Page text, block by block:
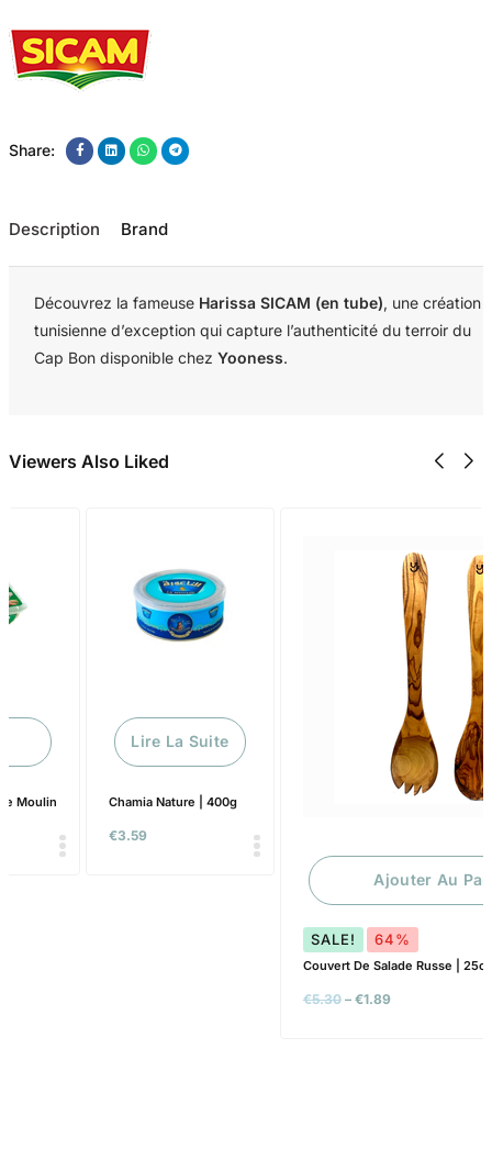
Share:
Description Brand
Découvrez la fameuse Harissa SICAM (en tube), une création
tunisienne d’exception qui capture l’authenticité du terroir du
Cap Bon disponible chez Yooness.
Viewers Also Liked
Moulin
€3.59
Chamia Nature | 400g
Lire La Suite
5.30–€1.89
64%
Ajouter Au Panier